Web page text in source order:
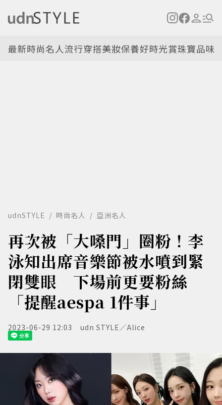
最新時尚名人流行穿搭美妝保養好時光賞珠寶品味
udnSTYLE 時尚名人 亞洲名人
再次被「大嗓門」圈粉！李
泳知出席音樂節被水噴到緊
閉雙眼 下場前更要粉絲
「提醒aespa 1件事」
2023-06-29 12:03 udn STYLE／Alice